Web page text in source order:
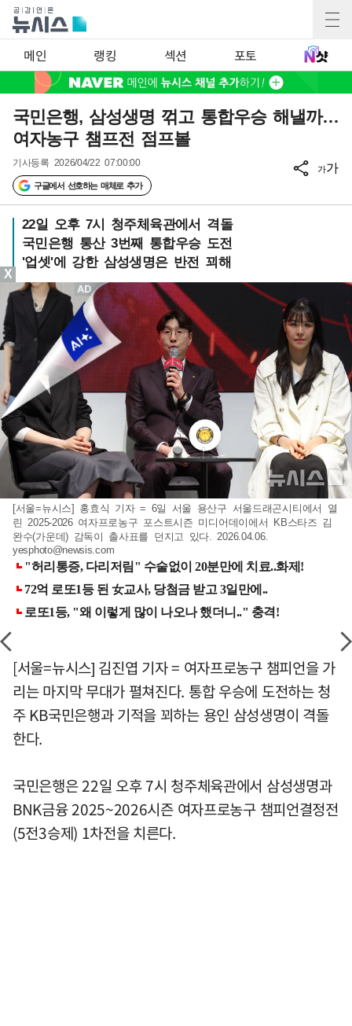
메인 랭킹 섹션 포토
국민은행, 삼성생명 꺾고 통합우승 해낼까…
여자농구 챔프전 점프볼
기사등록 2026/04/22 07:00:00
구글에서 선호하는 매체로 추가
가가
22일 오후 7시 청주체육관에서 격돌
국민은행 통산 3번째 통합우승 도전
'업셋'에 강한 삼성생명은 반전 꾀해
[서울=뉴시스] 홍효식 기자 = 6일 서울 용산구 서울드래곤시티에서 열
린 2025-2026 여자프로농구 포스트시즌 미디어데이에서 KB스타즈 김
완수(가운데) 감독이 출사표를 던지고 있다. 2026.04.06.
yesphoto@newsis.com
[서울=뉴시스] 김진엽 기자 = 여자프로농구 챔피언을 가
리는 마지막 무대가 펼쳐진다. 통합 우승에 도전하는 청
주 KB국민은행과 기적을 꾀하는 용인 삼성생명이 격돌
한다.
국민은행은 22일 오후 7시 청주체육관에서 삼성생명과
BNK금융 2025~2026시즌 여자프로농구 챔피언결정전
(5전3승제) 1차전을 치른다.
X